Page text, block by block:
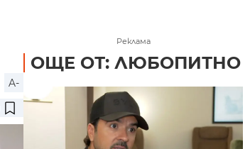
A-
Реклама
ОЩЕ ОТ: ЛЮБОПИТНО